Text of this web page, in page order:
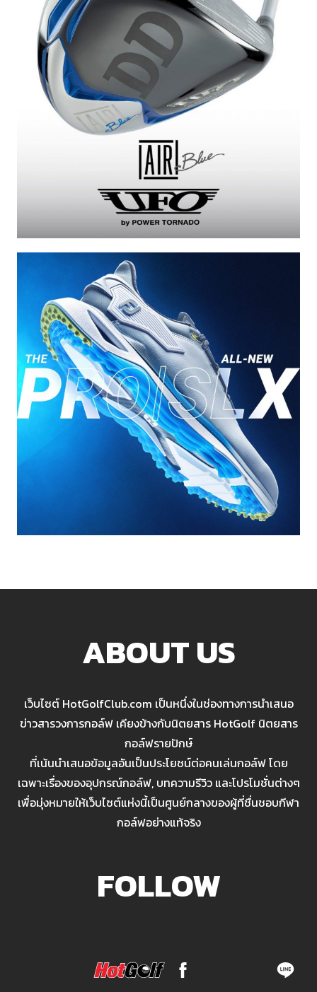
ABOUT US
เว็บไซต์ HotGolfClub.com เป็นหนึ่งในช่องทางการนำเสนอ
ข่าวสารวงการกอล์ฟ เคียงข้างกับนิตยสาร HotGolf นิตยสาร
กอล์ฟรายปักษ์
ที่เน้นนำเสนอข้อมูลอันเป็นประโยชน์ต่อคนเล่นกอล์ฟ โดย
เฉพาะเรื่องของอุปกรณ์กอล์ฟ, บทความรีวิว และโปรโมชั่นต่างๆ
เพื่อมุ่งหมายให้เว็บไซต์แห่งนี้เป็นศูนย์กลางของผู้ที่ชื่นชอบกีฬา
กอล์ฟอย่างแท้จริง
FOLLOW